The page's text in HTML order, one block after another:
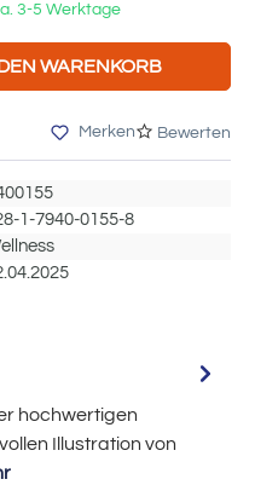
3-5 Werktage
gewünschten
WARENKORB
Merken Bewerten
1-7940-0155-8
hochwertigen
Illustration von